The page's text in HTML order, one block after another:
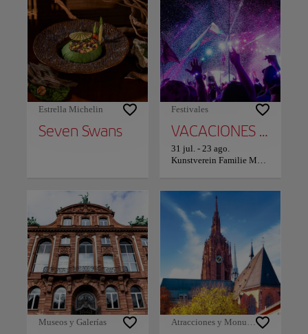
Estrella Michelin
Seven Swans
Festivales
VACACIONES JAZZ MONTEZ
31 jul. - 23 ago.
Museos y Galerías Atracciones y Monumentos